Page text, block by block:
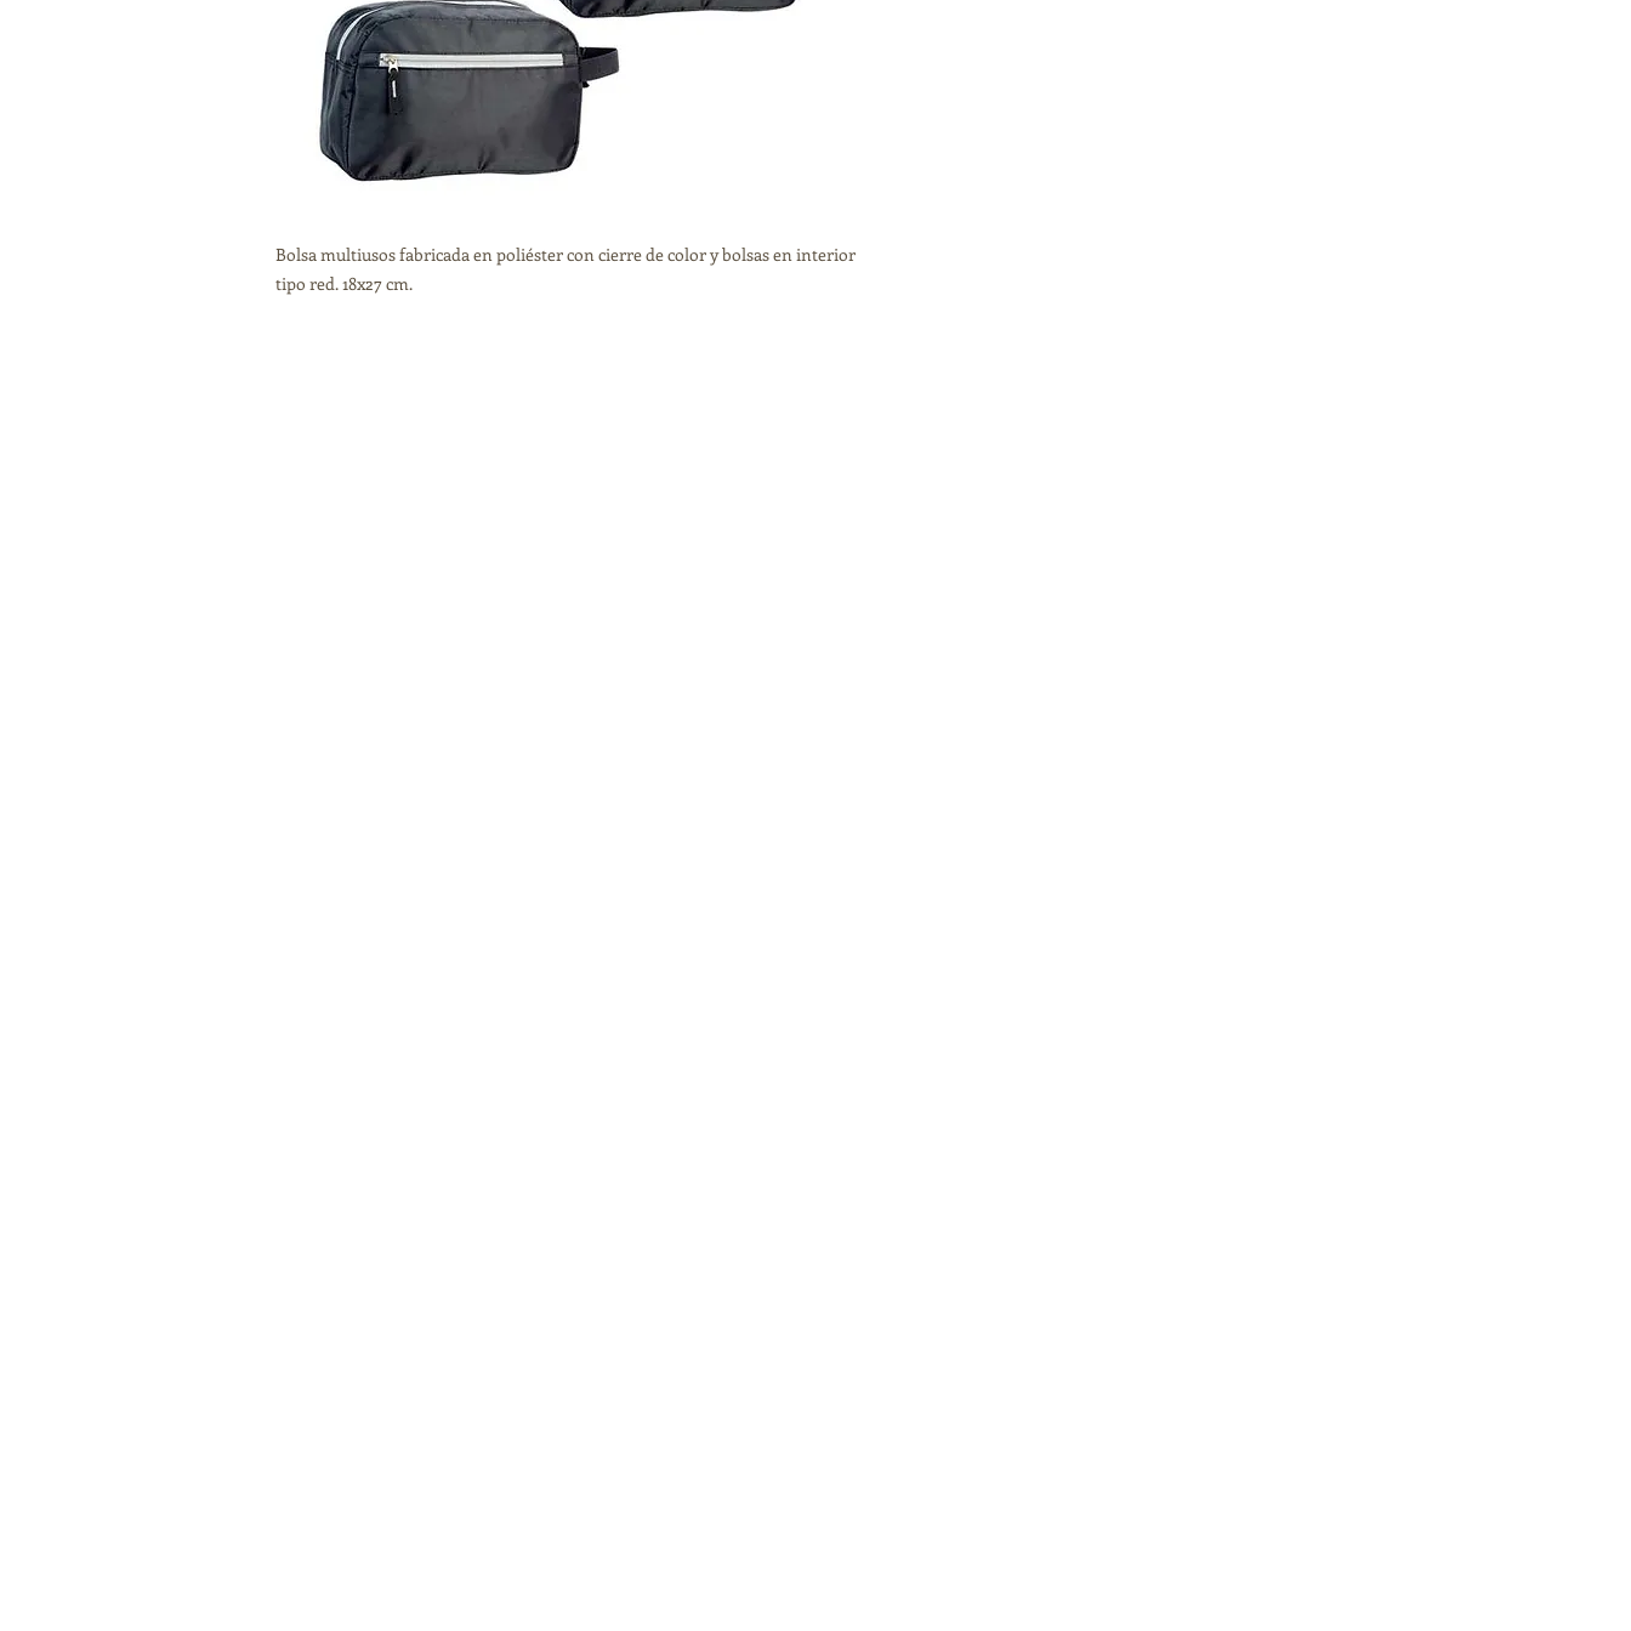
Bolsa multiusos fabricada en poliéster con cierre de color y bolsas en interior
tipo red. 18x27 cm.